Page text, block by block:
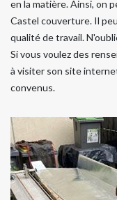
en la matière. Ainsi, on
Castel couverture. Il
qualité de travail.
Si vous voulez des
à visiter son site
convenus.